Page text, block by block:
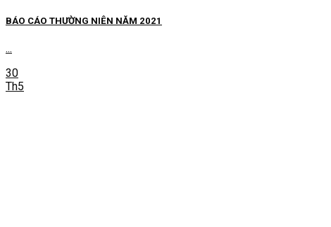
BÁO CÁO THƯỜNG NIÊN NĂM 2021
...
30
Th5